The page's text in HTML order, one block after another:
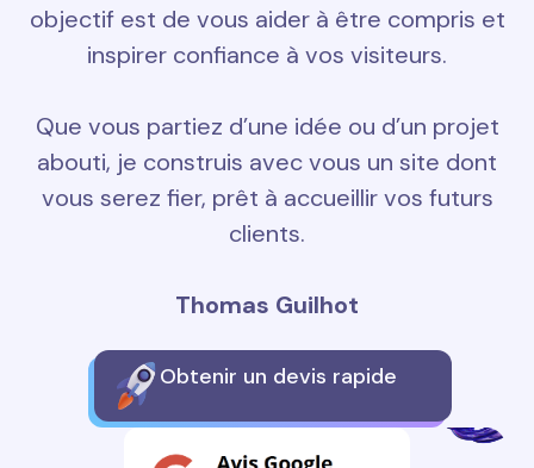
objectif est de vous aider à être compris et
inspirer confiance à vos visiteurs.
Que vous partiez d’une idée ou d’un projet
abouti, je construis avec vous un site dont
vous serez fier, prêt à accueillir vos futurs
clients.
Thomas Guilhot
Obtenir un devis rapide